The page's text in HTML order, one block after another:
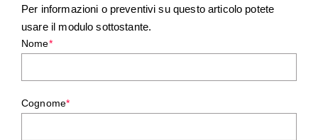
Per informazioni o preventivi su questo articolo potete
usare il modulo sottostante.
Nome*
Cognome*